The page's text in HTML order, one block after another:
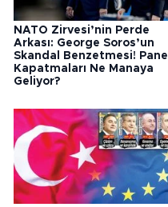
NATO Zirvesi’nin Perde
Arkası: George Soros’un
Skandal Benzetmesi! Panel
Kapatmaları Ne Manaya
Geliyor?